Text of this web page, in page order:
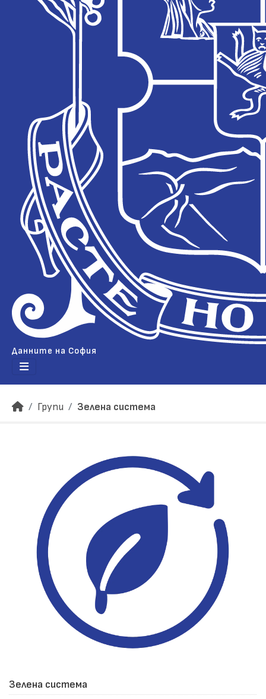
Данните на София
Групи Зелена система
Зелена система